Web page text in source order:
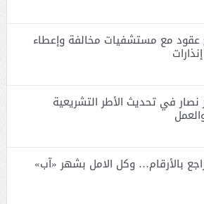
عقود مع مستشفيات مخالفة وإعطاء
نصار في تحديث الأطر التشريعية
بالأرقام… وكل الامل بشهر «آب»